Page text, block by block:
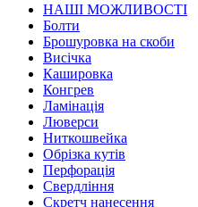
НАШІ МОЖЛИВОСТІ
Болти
Брошуровка на скоби
Висічка
Кашировка
Конгрев
Ламінація
Люверси
Ниткошвейка
Обрізка кутів
Перфорація
Свердління
Скретч нанесення